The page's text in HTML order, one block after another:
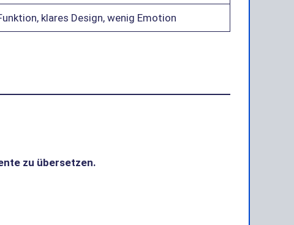
klares Design, wenig Emotion
zu übersetzen.